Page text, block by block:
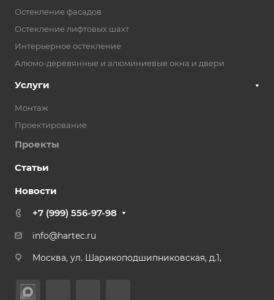
Остекление фасадов
Остекление лифтовых шахт
Интерьерное остекление
Алюмо-деревянные и алюминиевые окна и двери
Услуги
Монтаж
Проектирование
Проекты
Статьи
Новости
+7 (999) 556-97-98
info@hartec.ru
Москва, ул. Шарикоподшипниковская, д.1,